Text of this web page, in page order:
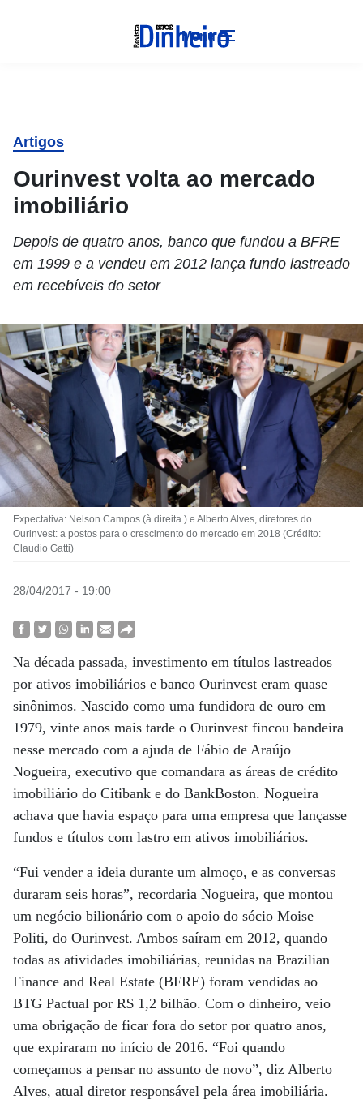
Menu
Artigos
Ourinvest volta ao mercado
imobiliário
Depois de quatro anos, banco que fundou a BFRE
em 1999 e a vendeu em 2012 lança fundo lastreado
em recebíveis do setor
Expectativa: Nelson Campos (à direita.) e Alberto Alves, diretores do
Ourinvest: a postos para o crescimento do mercado em 2018 (Crédito:
Claudio Gatti)
28/04/2017 - 19:00
Na década passada, investimento em títulos lastreados
por ativos imobiliários e banco Ourinvest eram quase
sinônimos. Nascido como uma fundidora de ouro em
1979, vinte anos mais tarde o Ourinvest fincou bandeira
nesse mercado com a ajuda de Fábio de Araújo
Nogueira, executivo que comandara as áreas de crédito
imobiliário do Citibank e do BankBoston. Nogueira
achava que havia espaço para uma empresa que lançasse
fundos e títulos com lastro em ativos imobiliários.
“Fui vender a ideia durante um almoço, e as conversas
duraram seis horas”, recordaria Nogueira, que montou
um negócio bilionário com o apoio do sócio Moise
Politi, do Ourinvest. Ambos saíram em 2012, quando
todas as atividades imobiliárias, reunidas na Brazilian
Finance and Real Estate (BFRE) foram vendidas ao
BTG Pactual por R$ 1,2 bilhão. Com o dinheiro, veio
uma obrigação de ficar fora do setor por quatro anos,
que expiraram no início de 2016. “Foi quando
começamos a pensar no assunto de novo”, diz Alberto
Alves, atual diretor responsável pela área imobiliária.